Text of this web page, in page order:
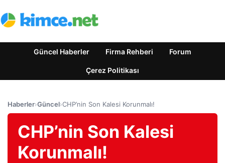
Güncel Haberler Firma Rehberi Forum
Çerez Politikası
Haberler›Güncel›CHP’nin Son Kalesi Korunmalı!
CHP’nin Son Kalesi
Korunmalı!